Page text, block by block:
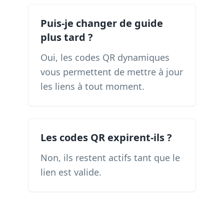
Puis-je changer de guide
plus tard ?
Oui, les codes QR dynamiques
vous permettent de mettre à jour
les liens à tout moment.
Les codes QR expirent-ils ?
Non, ils restent actifs tant que le
lien est valide.